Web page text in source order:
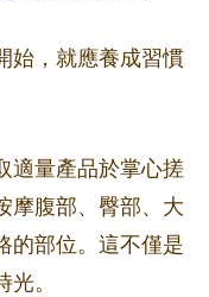
始，就應養成習慣
適量產品於掌心搓
摩腹部、臀部、大
的部位。這不僅是
。